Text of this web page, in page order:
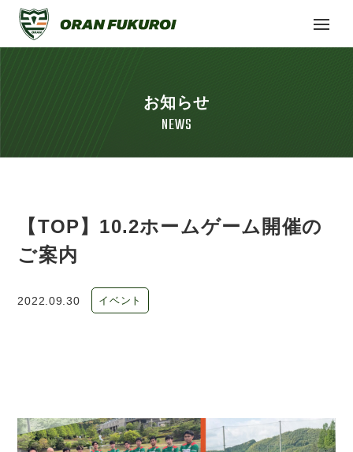
お知らせ
NEWS
【TOP】10.2ホームゲーム開催の
ご案内
2022.09.30 イベント